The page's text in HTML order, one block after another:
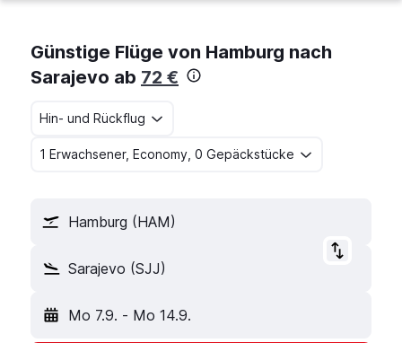
Günstige Flüge von Hamburg nach
Sarajevo ab 72 €
Hin- und Rückflug
1 Erwachsener, Economy, 0 Gepäckstücke
Hamburg (HAM)
Sarajevo (SJJ)
Mo 7.9. - Mo 14.9.